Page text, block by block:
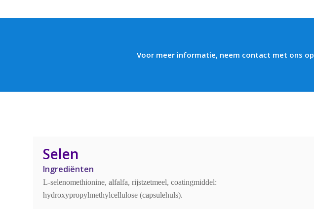
Voor meer informatie, neem contact met ons op
Selen
Ingrediënten
L-selenomethionine, alfalfa, rijstzetmeel, coatingmiddel:
hydroxypropylmethylcellulose (capsulehuls).